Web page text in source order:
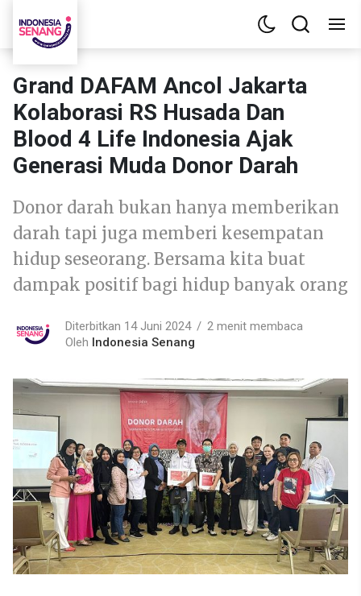
Grand DAFAM Ancol Jakarta
Kolaborasi RS Husada Dan
Blood 4 Life Indonesia Ajak
Generasi Muda Donor Darah
Donor darah bukan hanya memberikan
darah tapi juga memberi kesempatan
hidup seseorang. Bersama kita buat
dampak positif bagi hidup banyak orang
Diterbitkan 14 Juni 2024
2 menit membaca
Oleh Indonesia Senang